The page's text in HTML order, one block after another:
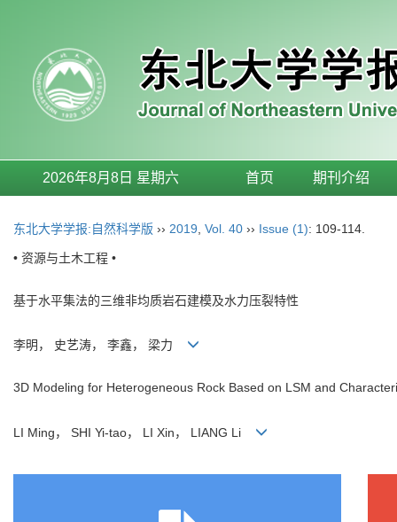
2026年8月8日 星期六 首页 期刊介绍
东北大学学报:自然科学版 ›› 2019 Vol. 40 ›› Issue (1): 109-114.
• 资源与土木工程 •
基于水平集法的三维非均质岩石建模及水力压裂特性
李明， 史艺涛， 李鑫， 梁力
3D Modeling for Heterogeneous Rock Based on LSM and
LI Ming， SHI Yi-tao， LI Xin， LIANG Li